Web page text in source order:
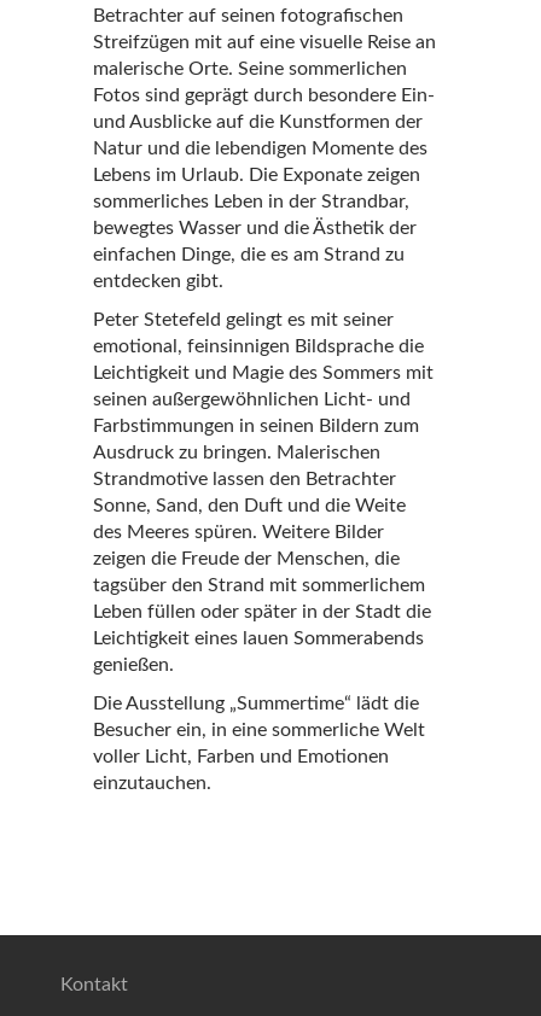
Betrachter auf seinen fotografischen
Streifzügen mit auf eine visuelle Reise an
malerische Orte. Seine sommerlichen
Fotos sind geprägt durch besondere Ein-
und Ausblicke auf die Kunstformen der
Natur und die lebendigen Momente des
Lebens im Urlaub. Die Exponate zeigen
sommerliches Leben in der Strandbar,
bewegtes Wasser und die Ästhetik der
einfachen Dinge, die es am Strand zu
entdecken gibt.
Peter Stetefeld gelingt es mit seiner
emotional, feinsinnigen Bildsprache die
Leichtigkeit und Magie des Sommers mit
seinen außergewöhnlichen Licht- und
Farbstimmungen in seinen Bildern zum
Ausdruck zu bringen. Malerischen
Strandmotive lassen den Betrachter
Sonne, Sand, den Duft und die Weite
des Meeres spüren. Weitere Bilder
zeigen die Freude der Menschen, die
tagsüber den Strand mit sommerlichem
Leben füllen oder später in der Stadt die
Leichtigkeit eines lauen Sommerabends
genießen.
Die Ausstellung „Summertime“ lädt die
Besucher ein, in eine sommerliche Welt
voller Licht, Farben und Emotionen
einzutauchen.
Kontakt